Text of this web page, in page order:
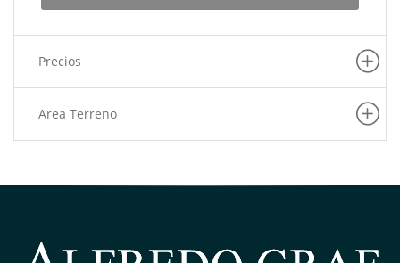
Precios
Area Terreno